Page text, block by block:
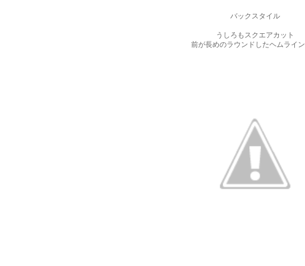
バックスタイル
うしろもスクエアカット
前が長めのラウンドしたヘムライ